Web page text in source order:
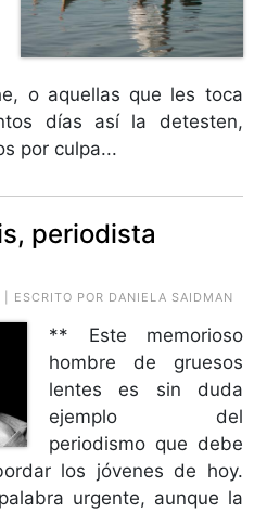
o aquellas que les toca
días así la detesten,
por culpa...
periodista
ESCRITO POR DANIELA SAIDMAN
** Este memorioso
hombre de gruesos
lentes es sin duda
ejemplo del
periodismo que debe
los jóvenes de hoy.
urgente, aunque la